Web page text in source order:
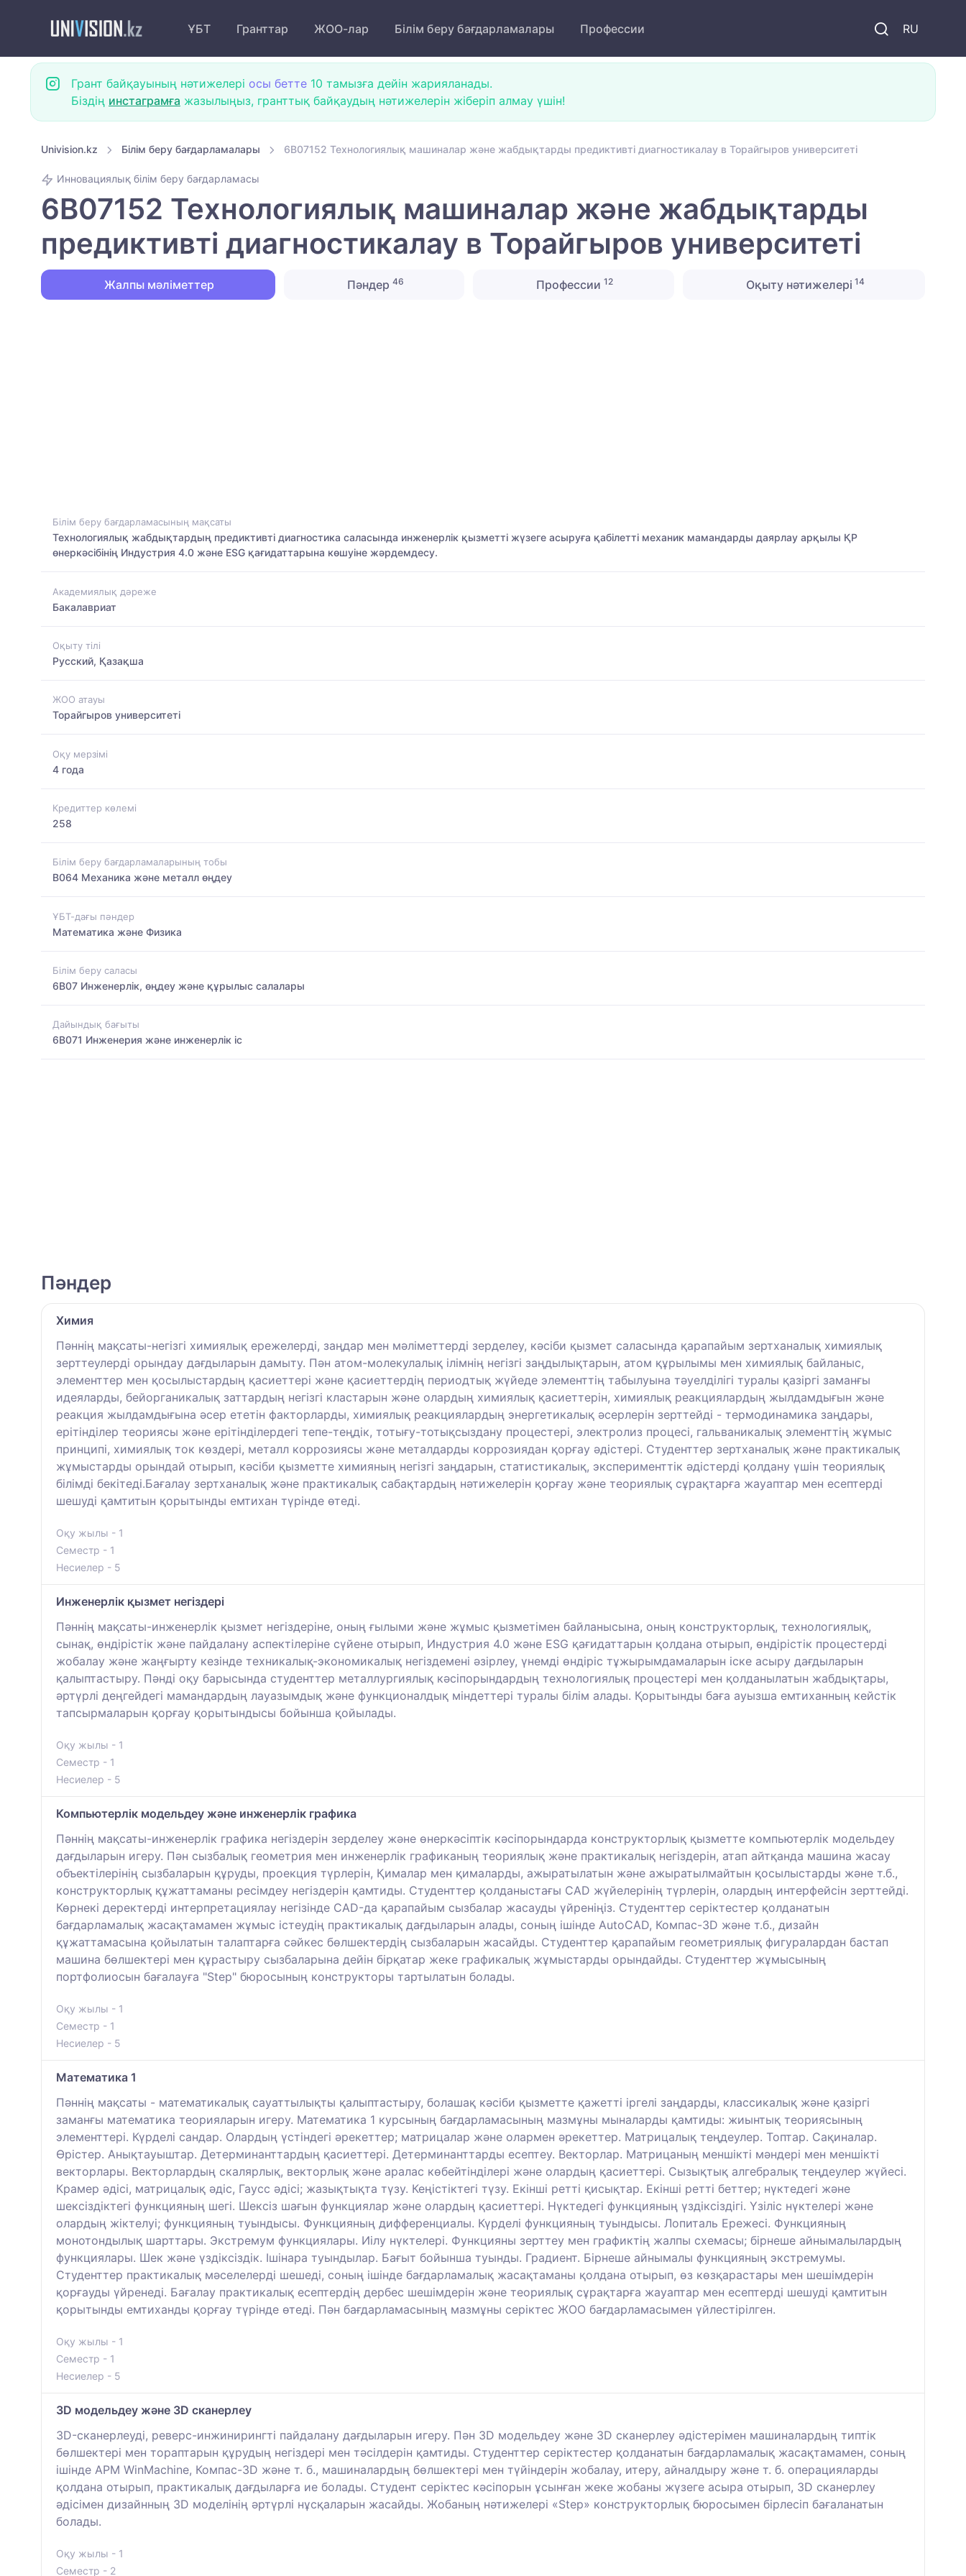
RU
ҰБТ Гранттар ЖОО-лар Білім беру бағдарламалары Профессии
Грант байқауының нәтижелері осы бетте 10 тамызға дейін жарияланады.
Біздің инстаграмға жазылыңыз, гранттық байқаудың нәтижелерін жіберіп алмау үшін!
Univision.kz Білім беру бағдарламалары 6B07152 Технологиялық машиналар және жабдықтарды предиктивті диагностикалау в Торайгыров университеті
Инновациялық білім беру бағдарламасы
6B07152 Технологиялық машиналар және жабдықтарды
предиктивті диагностикалау в Торайгыров университеті
Жалпы мәліметтер Пәндер 46 Профессии12 Оқыту нәтижелері 14
Білім беру бағдарламасының мақсаты
Технологиялық жабдықтардың предиктивті диагностика саласында инженерлік қызметті жүзеге асыруға қабілетті механик мамандарды даярлау арқылы ҚР
өнеркәсібінің Индустрия 4.0 және ESG қағидаттарына көшуіне жәрдемдесу.
Академиялық дәреже
Бакалавриат
Оқыту тілі
Русский, Қазақша
ЖОО атауы
Торайгыров университеті
Оқу мерзімі
4 года
Кредиттер көлемі
258
Білім беру бағдарламаларының тобы
B064 Механика және металл өңдеу
ҰБТ-дағы пәндер
Математика және Физика
Білім беру саласы
6B07 Инженерлік, өңдеу және құрылыс салалары
Дайындық бағыты
6B071 Инженерия және инженерлік іс
Пәндер
Химия
Пәннің мақсаты-негізгі химиялық ережелерді, заңдар мен мәліметтерді зерделеу, кәсіби қызмет саласында қарапайым зертханалық химиялық
зерттеулерді орындау дағдыларын дамыту. Пән атом-молекулалық ілімнің негізгі заңдылықтарын, атом құрылымы мен химиялық байланыс,
элементтер мен қосылыстардың қасиеттері және қасиеттердің периодтық жүйеде элементтің табылуына тәуелділігі туралы қазіргі заманғы
идеяларды, бейорганикалық заттардың негізгі кластарын және олардың химиялық қасиеттерін, химиялық реакциялардың жылдамдығын және
реакция жылдамдығына әсер ететін факторларды, химиялық реакциялардың энергетикалық әсерлерін зерттейді - термодинамика заңдары,
ерітінділер теориясы және ерітінділердегі тепе-теңдік, тотығу-тотықсыздану процестері, электролиз процесі, гальваникалық элементтің жұмыс
принципі, химиялық ток көздері, металл коррозиясы және металдарды коррозиядан қорғау әдістері. Студенттер зертханалық және практикалық
жұмыстарды орындай отырып, кәсіби қызметте химияның негізгі заңдарын, статистикалық, эксперименттік әдістерді қолдану үшін теориялық
білімді бекітеді.Бағалау зертханалық және практикалық сабақтардың нәтижелерін қорғау және теориялық сұрақтарға жауаптар мен есептерді
шешуді қамтитын қорытынды емтихан түрінде өтеді.
Оқу жылы - 1
Семестр - 1
Несиелер - 5
Инженерлік қызмет негіздері
Пәннің мақсаты-инженерлік қызмет негіздеріне, оның ғылыми және жұмыс қызметімен байланысына, оның конструкторлық, технологиялық,
сынақ, өндірістік және пайдалану аспектілеріне сүйене отырып, Индустрия 4.0 және ESG қағидаттарын қолдана отырып, өндірістік процестерді
жобалау және жаңғырту кезінде техникалық-экономикалық негіздемені әзірлеу, үнемді өндіріс тұжырымдамаларын іске асыру дағдыларын
қалыптастыру. Пәнді оқу барысында студенттер металлургиялық кәсіпорындардың технологиялық процестері мен қолданылатын жабдықтары,
әртүрлі деңгейдегі мамандардың лауазымдық және функционалдық міндеттері туралы білім алады. Қорытынды баға ауызша емтиханның кейстік
тапсырмаларын қорғау қорытындысы бойынша қойылады.
Оқу жылы - 1
Семестр - 1
Несиелер - 5
Компьютерлік модельдеу және инженерлік графика
Пәннің мақсаты-инженерлік графика негіздерін зерделеу және өнеркәсіптік кәсіпорындарда конструкторлық қызметте компьютерлік модельдеу
дағдыларын игеру. Пән сызбалық геометрия мен инженерлік графиканың теориялық және практикалық негіздерін, атап айтқанда машина жасау
объектілерінің сызбаларын құруды, проекция түрлерін, Қималар мен қималарды, ажыратылатын және ажыратылмайтын қосылыстарды және т.б.,
конструкторлық құжаттаманы ресімдеу негіздерін қамтиды. Студенттер қолданыстағы CAD жүйелерінің түрлерін, олардың интерфейсін зерттейді.
Көрнекі деректерді интерпретациялау негізінде CAD-да қарапайым сызбалар жасауды үйреніңіз. Студенттер серіктестер қолданатын
бағдарламалық жасақтамамен жұмыс істеудің практикалық дағдыларын алады, соның ішінде AutoCAD, Компас-3D және т.б., дизайн
құжаттамасына қойылатын талаптарға сәйкес бөлшектердің сызбаларын жасайды. Студенттер қарапайым геометриялық фигуралардан бастап
машина бөлшектері мен құрастыру сызбаларына дейін бірқатар жеке графикалық жұмыстарды орындайды. Студенттер жұмысының
портфолиосын бағалауға "Step" бюросының конструкторы тартылатын болады.
Оқу жылы - 1
Семестр - 1
Несиелер - 5
Математика 1
Пәннің мақсаты - математикалық сауаттылықты қалыптастыру, болашақ кәсіби қызметте қажетті іргелі заңдарды, классикалық және қазіргі
заманғы математика теорияларын игеру. Математика 1 курсының бағдарламасының мазмұны мыналарды қамтиды: жиынтық теориясының
элементтері. Күрделі сандар. Олардың үстіндегі әрекеттер; матрицалар және олармен әрекеттер. Матрицалық теңдеулер. Топтар. Сақиналар.
Өрістер. Анықтауыштар. Детерминанттардың қасиеттері. Детерминанттарды есептеу. Векторлар. Матрицаның меншікті мәндері мен меншікті
векторлары. Векторлардың скалярлық, векторлық және аралас көбейтінділері және олардың қасиеттері. Сызықтық алгебралық теңдеулер жүйесі.
Крамер әдісі, матрицалық әдіс, Гаусс әдісі; жазықтықта түзу. Кеңістіктегі түзу. Екінші ретті қисықтар. Екінші ретті беттер; нүктедегі және
шексіздіктегі функцияның шегі. Шексіз шағын функциялар және олардың қасиеттері. Нүктедегі функцияның үздіксіздігі. Үзіліс нүктелері және
олардың жіктелуі; функцияның туындысы. Функцияның дифференциалы. Күрделі функцияның туындысы. Лопиталь Ережесі. Функцияның
монотондылық шарттары. Экстремум функциялары. Иілу нүктелері. Функцияны зерттеу мен графиктің жалпы схемасы; бірнеше айнымалылардың
функциялары. Шек және үздіксіздік. Ішінара туындылар. Бағыт бойынша туынды. Градиент. Бірнеше айнымалы функцияның экстремумы.
Студенттер практикалық мәселелерді шешеді, соның ішінде бағдарламалық жасақтаманы қолдана отырып, өз көзқарастары мен шешімдерін
қорғауды үйренеді. Бағалау практикалық есептердің дербес шешімдерін және теориялық сұрақтарға жауаптар мен есептерді шешуді қамтитын
қорытынды емтиханды қорғау түрінде өтеді. Пән бағдарламасының мазмұны серіктес ЖОО бағдарламасымен үйлестірілген.
Оқу жылы - 1
Семестр - 1
Несиелер - 5
3D модельдеу және 3D сканерлеу
3D-сканерлеуді, реверс-инжинирингті пайдалану дағдыларын игеру. Пән 3D модельдеу және 3D сканерлеу әдістерімен машиналардың типтік
бөлшектері мен тораптарын құрудың негіздері мен тәсілдерін қамтиды. Студенттер серіктестер қолданатын бағдарламалық жасақтамамен, соның
ішінде APM WinMachine, Компас-3D және т. б., машиналардың бөлшектері мен түйіндерін жобалау, итеру, айналдыру және т. б. операцияларды
қолдана отырып, практикалық дағдыларға ие болады. Студент серіктес кәсіпорын ұсынған жеке жобаны жүзеге асыра отырып, 3D сканерлеу
әдісімен дизайнның 3D моделінің әртүрлі нұсқаларын жасайды. Жобаның нәтижелері «Step» конструкторлық бюросымен бірлесіп бағаланатын
болады.
Оқу жылы - 1
Семестр - 2